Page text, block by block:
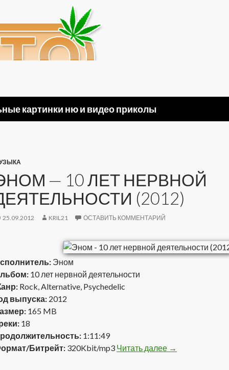
картинки ню и видео приколы
— 10 ЛЕТ НЕРВНОЙ
(2012)
25.09.2012 KRIL21 ОСТАВИТЬ КОММЕНТАРИЙ
Эном
10 лет нервной деятельности
Rock, Alternative, Psychedelic
выпуска: 2012
165 MB
18
1:11:49
Битрейт: 320Kbit/mp3 Читать далее Эном — 10 лет
→